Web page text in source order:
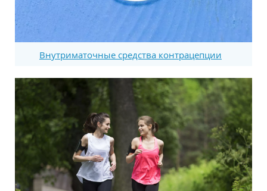
Внутриматочные средства контрацепции